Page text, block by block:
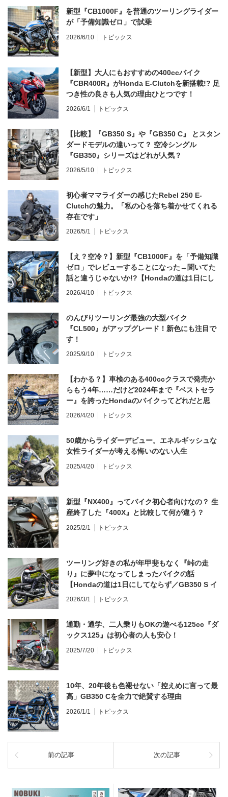
新型『CB1000F』を普通のツーリングライダー
が「予備知識ゼロ」で試乗
2026/6/10 トピックス
【新型】大人にもおすすめの400ccバイク
『CBR400R』がHonda E-Clutchを新搭載!? 足
つき性の良さも人気の理由ひとつです！
2026/6/1 トピックス
【比較】『GB350 S』や『GB350 C』 とスタン
ダードモデルの違いって？ 空冷シングル
『GB350』シリーズはどれが人気？
2026/5/10 トピックス
初心者ママライダーの感じたRebel 250 E-
Clutchの魅力。「私の心を落ち着かせてくれる
存在です」
2026/5/1 トピックス
【え？空冷？】新型『CB1000F』を「予備知識
ゼロ」でレビューすることになった→聞いてた
話と違うじゃないか!?【Hondaの道は1日にし
てならず／CB1000F ①第一印象 編】
2026/4/10 トピックス
のんびりツーリング最強の大型バイク
『CL500』がアップグレード！新色にも注目で
す！
2025/9/10 トピックス
【わかる？】車検のある400ccクラスで発売か
らもう4年……だけど2024年まで『ベストセラ
ー』を誇ったHondaのバイクってどれだと思
う？
2026/4/20 トピックス
50歳からライダーデビュー。エネルギッシュな
女性ライダーが考える悔いのない人生
2025/4/20 トピックス
新型『NX400』ってバイク初心者向けなの？ 生
産終了した『400X』と比較して何が違う？
2025/2/1 トピックス
ツーリング好きの私が年甲斐もなく『峠の走
り』に夢中になってしまったバイクの話
【Hondaの道は1日にしてならず／GB350 S イ
ンプレ・レビュー 前編】
2026/3/1 トピックス
通勤・通学、二人乗りもOKの遊べる125cc『ダ
ックス125』は初心者の人も安心！
2025/7/20 トピックス
10年、20年後も色褪せない「控えめに言って最
高」GB350 Cを全力で絶賛する理由
2026/1/1 トピックス
前の記事 次の記事